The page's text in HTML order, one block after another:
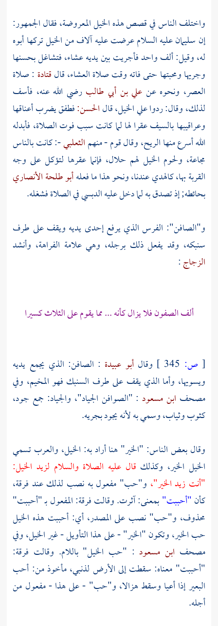
واختلف الناس في قصص هذه الخيل المعروضة، فقال الجمهور:
إن سليمانعليه السلام عرضت عليه آلاف من الخيل تركها أبوه
له، وقيل: ألف واحد فأجريت بين يديه عشاء، فتشاغل بحسنها
وجريها ومحبتها حتى فاته وقت صلاة العشاء، قالقتادة : صلاة
العصر، ونحوه عن علي بن أبي طالبرضي الله عنه، فأسف
لذلك، وقال: ردوا علي الخيل، قالالحسن:فطفق يضرب أعناقها
وعراقيبها بالسيف عقرا لها لما كانت سبب فوت الصلاة، فأبدله
الله أسرع منها الريح، وقال قوم - منهمالثعلبي-: كانت بالناس
مجاعة، ولحوم الخيل لهم حلال، فإنما عقرها لتؤكل على وجه
القربة بها، كالهدي عندنا، ونحو هذا ما فعلهأبو طلحة الأنصاري
بحائطه; إذ تصدق به لما دخل عليه الدبسي في الصلاة فشغله.
و"الصافن": الفرس الذي يرفع إحدى يديه ويقف على طرف
سنبكه، وقد يفعل ذلك برجله، وهي علامة الفراهة، وأنشد
الزجاج:
ألف الصفون فلا يزال كأنه ... مما يقوم على الثلاث كسيرا
[ ص: وقالأبو عبيدة : الصافن: الذي يجمع يديه
ويسويها، وأما الذي يقف على طرف السنبك فهو المخيم، وفي
مصحف ابن مسعود : "الصوافن الجياد"، والجياد: جمع جود،
كثوب وثياب، وسمي به لأنه يجود بجريه.
وقال بعض الناس: "الخير" هنا أراد به: الخيل، والعرب تسمي
الخيل الخير، وكذلك قال عليه الصلاة والسلام لزيد الخيل:
"أنت زيد الخير"، و"حب" مفعول به نصب لذلك عند فرقة،
كأن"أحببت"بمعنى: آثرت. وقالت فرقة: المفعول بـ "أحببت"
محذوف، و"حب" نصب على المصدر، أي: أحببت هذه الخيل
حب الخير، وتكون "الخير" - على هذا التأويل - غير الخيل، وفي
مصحف ابن مسعود : "حب الخيل" باللام. وقالت فرقة:
"أحببت" معناه: سقطت إلى الأرض لذنبي، مأخوذ من: أحب
البعير إذا أعيا وسقط هزالا، و"حب" - على هذا - مفعول من
أجله.